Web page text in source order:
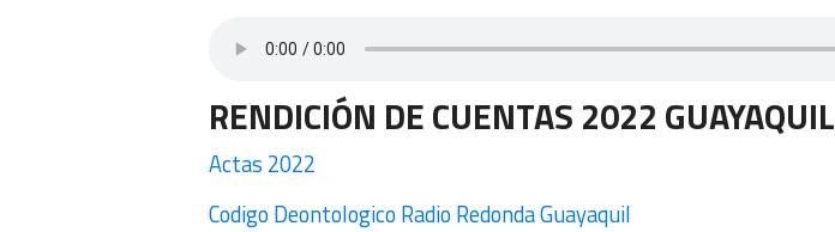
RENDICIÓN DE CUENTAS 2022 GUAYAQUIL
Actas 2022
Codigo Deontologico Radio Redonda Guayaquil